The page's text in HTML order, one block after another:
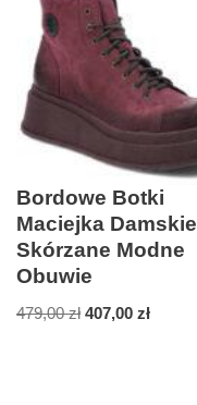
Bordowe Botki
Maciejka Damskie
Skórzane Modne
Obuwie
479,00zł 407,00 zł